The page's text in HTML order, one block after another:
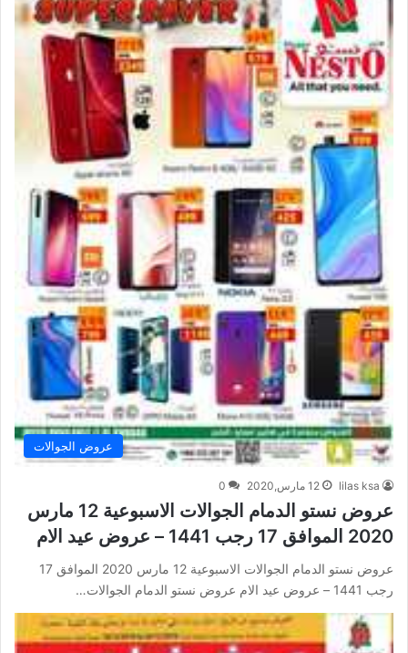
عروض الجوالات
lilas ksa 12 مارس,2020 0
عروض نستو الدمام الجوالات الاسبوعية 12 مارس
2020 الموافق 17 رجب 1441 – عروض عيد الام
عروض نستو الدمام الجوالات الاسبوعية 12 مارس 2020 الموافق 17
رجب 1441 – عروض عيد الام عروض نستو الدمام الجوالات…